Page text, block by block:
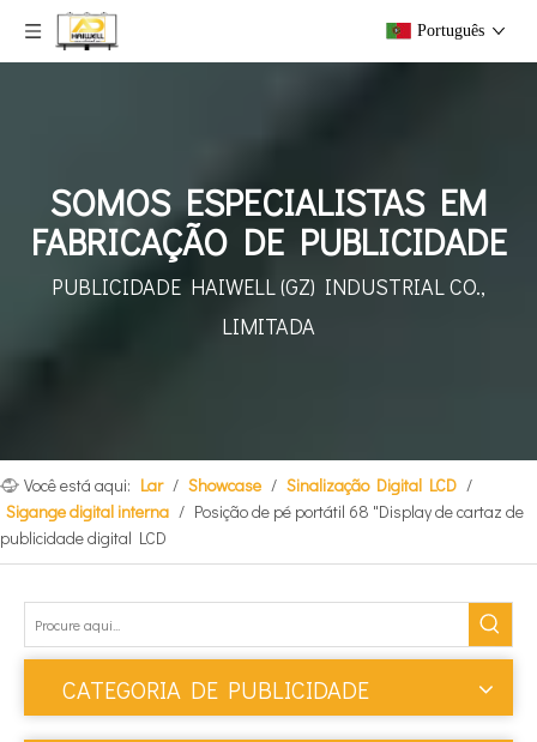
Português
SOMOS ESPECIALISTAS EM
FABRICAÇÃO DE PUBLICIDADE
PUBLICIDADE HAIWELL (GZ) INDUSTRIAL CO.,
LIMITADA
Você está aqui: Lar / Showcase / Sinalização Digital LCD /
Sigange digital interna / Posição de pé portátil 68 "Display de cartaz de
publicidade digital LCD
CATEGORIA DE PUBLICIDADE